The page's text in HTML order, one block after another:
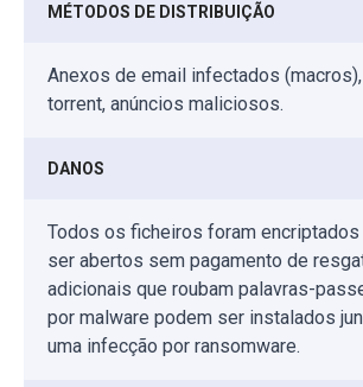
MÉTODOS DE DISTRIBUIÇÃO
Anexos de email infectados
torrent, anúncios maliciosos.
DANOS
Todos os ficheiros foram encriptados
ser abertos sem pagamento de
adicionais que roubam palavras-
por malware podem ser instalados
uma infecção por ransomware.